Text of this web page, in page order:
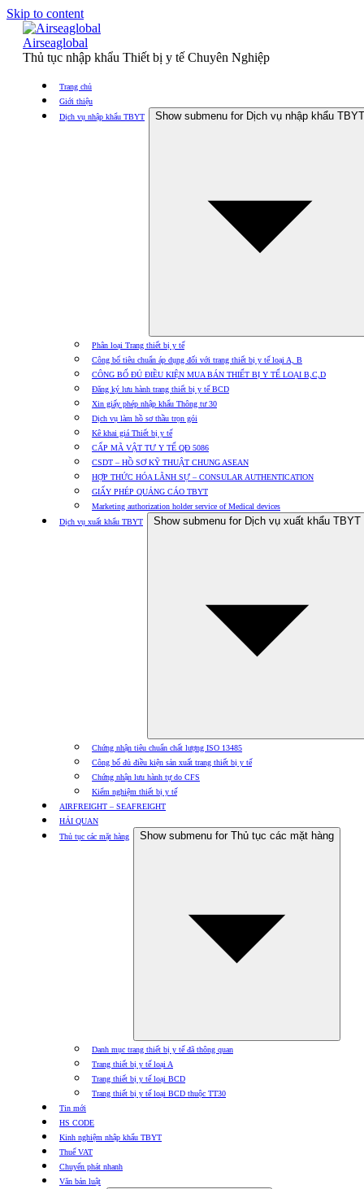
Skip to content
Airseaglobal
Thủ tục nhập khẩu Thiết bị y tế Chuyên Nghiệp
Trang chủ
Giới thiệu
Dịch vụ nhập khẩu TBYT
Show submenu for Dịch vụ nhập khẩu TBYT
Phân loại Trang thiết bị y tế
Công bố tiêu chuẩn áp dụng đối với trang thiết bị y tế loại A, B
CÔNG BỐ ĐỦ ĐIỀU KIỆN MUA BÁN THIẾT BỊ Y TẾ LOẠI B,C,D
Đăng ký lưu hành trang thiết bị y tế BCD
Xin giấy phép nhập khẩu Thông tư 30
Dịch vụ làm hồ sơ thầu trọn gói
Kê khai giá Thiết bị y tế
CẤP MÃ VẬT TƯ Y TẾ QĐ 5086
CSDT – HỒ SƠ KỸ THUẬT CHUNG ASEAN
HỢP THỨC HÓA LÃNH SỰ – CONSULAR AUTHENTICATION
GIẤY PHÉP QUẢNG CÁO TBYT
Marketing authorization holder service of Medical devices
Dịch vụ xuất khẩu TBYT
Show submenu for Dịch vụ xuất khẩu TBYT
Chứng nhận tiêu chuẩn chất lượng ISO 13485
Công bố đủ điều kiện sản xuất trang thiết bị y tế
Chứng nhận lưu hành tự do CFS
Kiểm nghiệm thiết bị y tế
AIRFREIGHT – SEAFREIGHT
HẢI QUAN
Thủ tục các mặt hàng
Show submenu for Thủ tục các mặt hàng
Danh mục trang thiết bị y tế đã thông quan
Trang thiết bị y tế loại A
Trang thiết bị y tế loại BCD
Trang thiết bị y tế loại BCD thuộc TT30
Tin mới
HS CODE
Kinh nghiệm nhập khẩu TBYT
Thuế VAT
Chuyển phát nhanh
Văn bản luật